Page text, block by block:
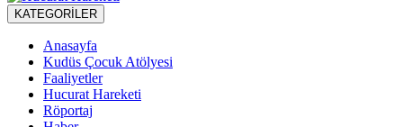
KATEGORİLER
Anasayfa
Kudüs Çocuk Atölyesi
Faaliyetler
Hucurat Hareketi
Röportaj